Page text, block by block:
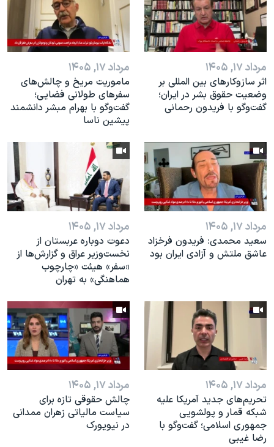
نرگس محمدی برنده جایزه نوبل صلح
همایش محافظه‌کاران آمریکا «سی‌پک»
صفحه‌های ویژه
سفر پرزیدنت ترامپ به چین
مرداد ۱۷, ۱۴۰۵
اثر ساز‌و‌کارهای بین المللی بر
وضعیت حقوق بشر در ایران؛
گفت‌وگو با فریدون رحمانی
مرداد ۱۷, ۱۴۰۵
ماموریت مریخ و چالش‌های
سفرهای طولانی فضایی؛
گفت‌وگو با بهرام مبشر دانشمند
پیشین ناسا
مرداد ۱۷, ۱۴۰۵
سعید محمدی: فریدون فرخزاد
عاشق ملتش و آزادی ایران بود
مرداد ۱۷, ۱۴۰۵
دعوت دوباره عربستان از
نخست‌وزیر عراق و گزارش‌ها از
«سفر» هیئت «چارچوب
هماهنگی» به تهران
مرداد ۱۷, ۱۴۰۵
تحریم‌های جدید آمریکا علیه
شبکه قمار و پولشویی
جمهوری اسلامی؛ گفت‌وگو با
رضا غیبی
مرداد ۱۷, ۱۴۰۵
چالش حقوقی تازه برای
سیاست مالیاتی زهران ممدانی
در نیویورک